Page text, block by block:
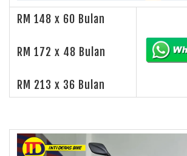
RM 148 x 60 Bulan
RM 172 x 48 Bulan
RM 213 x 36 Bulan